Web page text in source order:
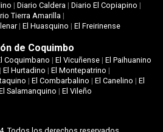
| Diario Caldera| Diario El Copiapino |
Tierra Amarilla|
| El Huasquino | El Freirinense
de Coquimbo
Coquimbano | El Vicuñense| El Paihuanino
| El Hurtadino | El Montepatrino |
|El Combarbalino |El Canelino |El
Salamanquino | El Vileño